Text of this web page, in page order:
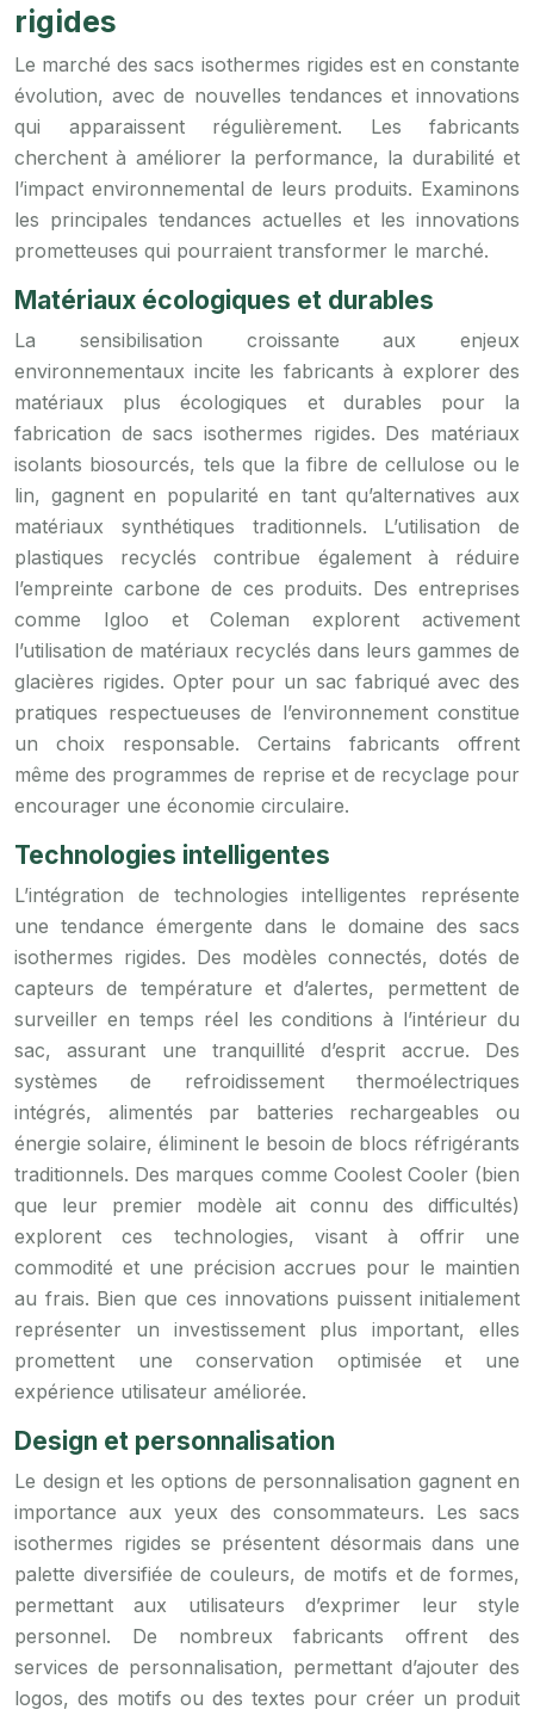
rigides
Le marché des sacs isothermes rigides est en constante
évolution, avec de nouvelles tendances et innovations
qui apparaissent régulièrement. Les fabricants
cherchent à améliorer la performance, la durabilité et
l’impact environnemental de leurs produits. Examinons
les principales tendances actuelles et les innovations
prometteuses qui pourraient transformer le marché.
Matériaux écologiques et durables
La sensibilisation croissante aux enjeux
environnementaux incite les fabricants à explorer des
matériaux plus écologiques et durables pour la
fabrication de sacs isothermes rigides. Des matériaux
isolants biosourcés, tels que la fibre de cellulose ou le
lin, gagnent en popularité en tant qu’alternatives aux
matériaux synthétiques traditionnels. L’utilisation de
plastiques recyclés contribue également à réduire
l’empreinte carbone de ces produits. Des entreprises
comme Igloo et Coleman explorent activement
l’utilisation de matériaux recyclés dans leurs gammes de
glacières rigides. Opter pour un sac fabriqué avec des
pratiques respectueuses de l’environnement constitue
un choix responsable. Certains fabricants offrent
même des programmes de reprise et de recyclage pour
encourager une économie circulaire.
Technologies intelligentes
L’intégration de technologies intelligentes représente
une tendance émergente dans le domaine des sacs
isothermes rigides. Des modèles connectés, dotés de
capteurs de température et d’alertes, permettent de
surveiller en temps réel les conditions à l’intérieur du
sac, assurant une tranquillité d’esprit accrue. Des
systèmes de refroidissement thermoélectriques
intégrés, alimentés par batteries rechargeables ou
énergie solaire, éliminent le besoin de blocs réfrigérants
traditionnels. Des marques comme Coolest Cooler (bien
que leur premier modèle ait connu des difficultés)
explorent ces technologies, visant à offrir une
commodité et une précision accrues pour le maintien
au frais. Bien que ces innovations puissent initialement
représenter un investissement plus important, elles
promettent une conservation optimisée et une
expérience utilisateur améliorée.
Design et personnalisation
Le design et les options de personnalisation gagnent en
importance aux yeux des consommateurs. Les sacs
isothermes rigides se présentent désormais dans une
palette diversifiée de couleurs, de motifs et de formes,
permettant aux utilisateurs d’exprimer leur style
personnel. De nombreux fabricants offrent des
services de personnalisation, permettant d’ajouter des
logos, des motifs ou des textes pour créer un produit